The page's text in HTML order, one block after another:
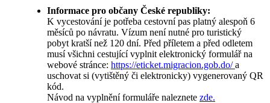
Informace pro občany České republiky:
K vycestování je potřeba cestovní pas platný alespoň 6
měsíců po návratu. Vízum není nutné pro turistický
pobyt kratší než 120 dní. Před příletem a před odletem
musí všichni cestující vyplnit elektronický formulář na
webové stránce: https://eticket.migracion.gob.do/a
uschovat si (vytištěný či elektronicky) vygenerovaný QR
kód.
Návod na vyplnění formuláře naleznete zde.